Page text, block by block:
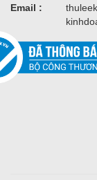
Email :